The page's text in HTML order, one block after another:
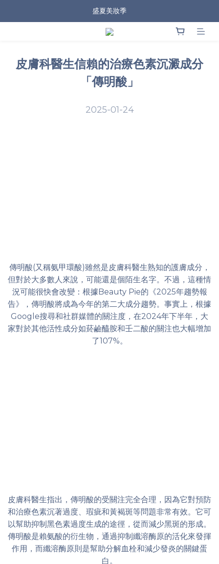
盛夏美妝季
皮膚科醫生信賴的治療色素沉澱成分
「傳明酸」
2025-01-24
傳明酸(又稱氨甲環酸)雖然是皮膚科醫生熟知的護膚成分，
但對於大多數人來說，可能還是個陌生名字。不過，這種情
況可能很快會改變：根據Beauty Pie的《2025年趨勢報
告》，傳明酸將成為今年的第二大成分趨勢。事實上，根據
Google搜尋和社群媒體的關注度，在2024年下半年，大
家對於其他活性成分如菸鹼醯胺和壬二酸的關注也大幅增加
了107%。
皮膚科醫生指出，傳明酸的受關注完全合理，因為它對預防
和治療色素沉著過度、瑕疵和黃褐斑等問題非常有效。它可
以幫助抑制黑色素過度生成的途徑，從而減少黑斑的形成。
傳明酸是賴氨酸的衍生物，通過抑制纖溶酶原的活化來發揮
作用，而纖溶酶原則是幫助分解血栓和減少發炎的關鍵蛋
白。